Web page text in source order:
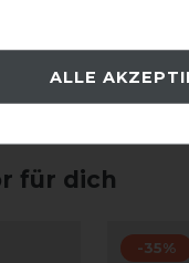
gefallen?
für dich
-35%
ALLE